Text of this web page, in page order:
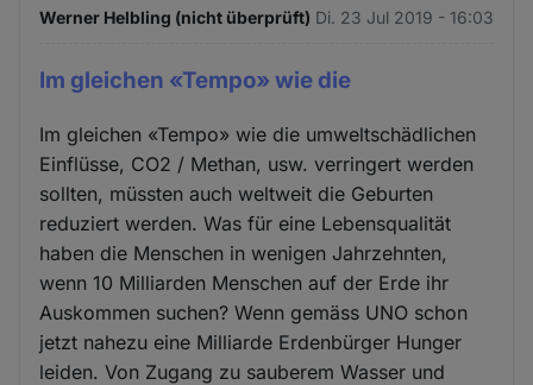
Werner Helbling (nicht überprüft) Di. 23 Jul 2019 - 16:03
Im gleichen «Tempo» wie die
Im gleichen «Tempo» wie die umweltschädlichen
Einflüsse, CO2 / Methan, usw. verringert werden
sollten, müssten auch weltweit die Geburten
reduziert werden. Was für eine Lebensqualität
haben die Menschen in wenigen Jahrzehnten,
wenn 10 Milliarden Menschen auf der Erde ihr
Auskommen suchen? Wenn gemäss UNO schon
jetzt nahezu eine Milliarde Erdenbürger Hunger
leiden. Von Zugang zu sauberem Wasser und